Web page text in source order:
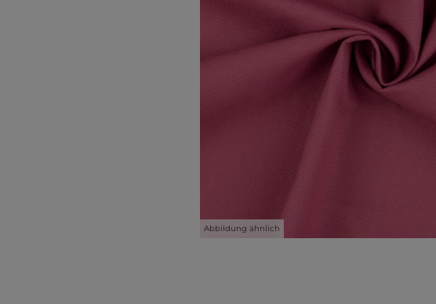
Abbildung ähnlich